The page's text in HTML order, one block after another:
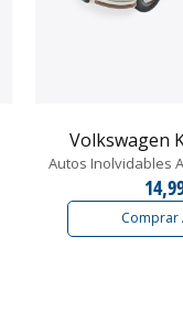
Volkswagen
Autos Inolvidables
Comprar